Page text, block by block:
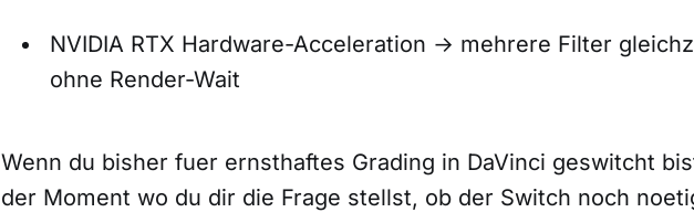
NVIDIA RTX Hardware-Acceleration → mehrere Filter
ohne Render-Wait
Wenn du bisher fuer ernsthaftes Grading in DaVinci geswitcht
der Moment wo du dir die Frage stellst, ob der Switch noch